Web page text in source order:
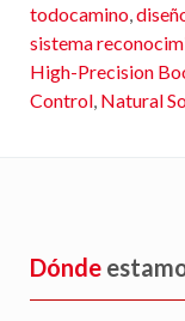
todocamino
sistema
High-Precision
Control Natural
Dónde